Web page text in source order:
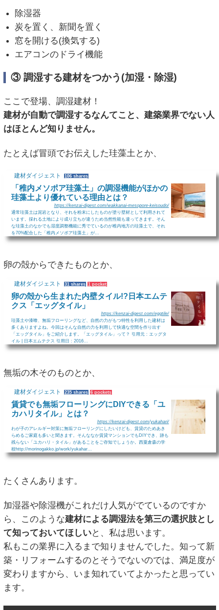
除湿器
炭を置く、新聞を置く
窓を開ける(換気する)
エアコンのドライ機能
③ 調湿する建材をつかう(加湿・除湿)
ここで登場、調湿建材！
建材が自動で調湿するなんてこと、建築業界でない人
はほとんど知りません。
たとえば冒頭でお伝えした珪藻土とか、
建材ダイジェスト 106 shares
「稚内メソポア珪藻土」の調湿機能がほかの
珪藻土より優れている理由とは？
https://kenzai-digest.com/wakkanai-mesopore-keisoudo/
通常珪藻土は泥岩となり、それを粉末にしたものが塗り壁材として利用されて
います。採れる土地により成り立ちが違うため当然性能も違ってきます。そん
な珪藻土のなかでも湿度調整機能に秀でているのが稚内地方の珪藻土で、それ
を70%配合した「稚内メソポア珪藻土」が...
卵の殻からできたものとか、
建材ダイジェスト 31 shares 1 pocket
卵の殻から生まれた内壁タイル!?日本エムテ
クス「エッグタイル」
https://kenzai-digest.com/eggtile/
珪藻土や漆喰、無垢フローリングなど、自然の力がもつ特性を利用した建材は
多くありますよね。今回はそんな自然の力を利用して快適な空間を作り出す
「エッグタイル」をご紹介します。「エッグタイル」って？ 引用元 : エッグタ
イル | 日本エムテクス 引用日 : 2016...
無垢の木そのものとか、
建材ダイジェスト 235 shares 6 pockets
賃貸でも無垢フローリングにDIYできる「ユ
カハリタイル」とは？
https://kenzai-digest.com/yukahari/
わが子のアレルギー対策に無垢フローリングにしたいけども、賃貸のためあき
らめるご家庭も多いと聞きます。そんななか賃貸マンションでもDIYでき、跡も
残らない「ユカハリ・タイル」があることをご存知でしょうか。西粟倉森の学
校http://morinogakko.jp/work/yukahar...
たくさんあります。
加湿器や除湿機がこれだけ人気がでているのですか
ら、このような建材による調湿法を第三の選択肢とし
て知っておいてほしいと、私は思います。
私もこの業界に入るまで知りませんでした。知って新
築・リフォームするのとそうでないのでは、満足度が
変わりますから、いま知れていてよかったと思ってい
ます。